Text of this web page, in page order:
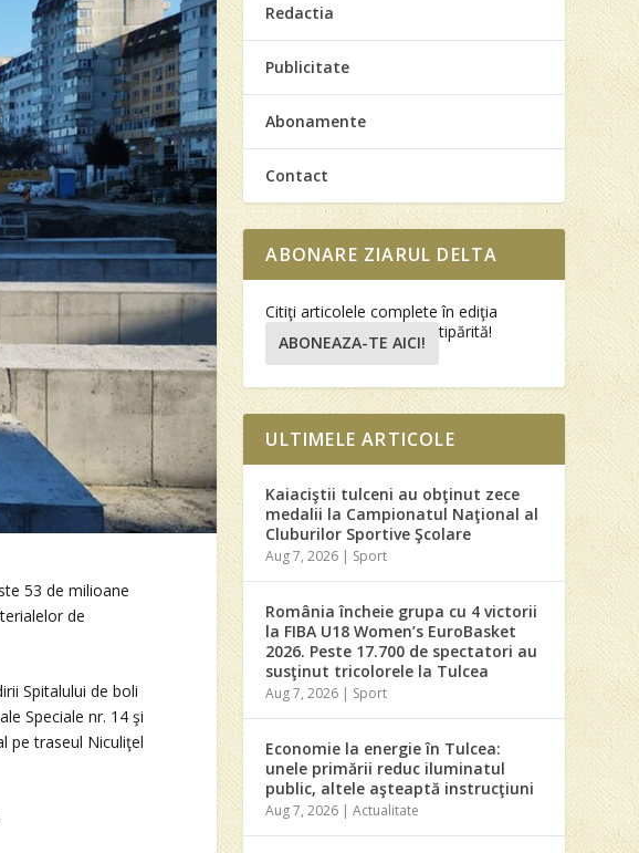
53 de milioane
de
Spitalului de boli
Speciale nr. 14 şi
pe traseul Niculiţel
Redactia
Publicitate
Abonamente
Contact
ABONARE ZIARUL DELTA
Citiţi articolele complete în ediţia
tipărită!
ABONEAZA-TE AICI!
ULTIMELE ARTICOLE
Kaiaciştii tulceni au obţinut zece
medalii la Campionatul Naţional al
Cluburilor Sportive Şcolare
Aug 7, 2026 | Sport
România încheie grupa cu 4 victorii
la FIBA U18 Women’s EuroBasket
2026. Peste 17.700 de spectatori au
susţinut tricolorele la Tulcea
Aug 7, 2026 | Sport
Economie la energie în Tulcea:
unele primării reduc iluminatul
public, altele aşteaptă instrucţiuni
Aug 7, 2026 |Actualitate